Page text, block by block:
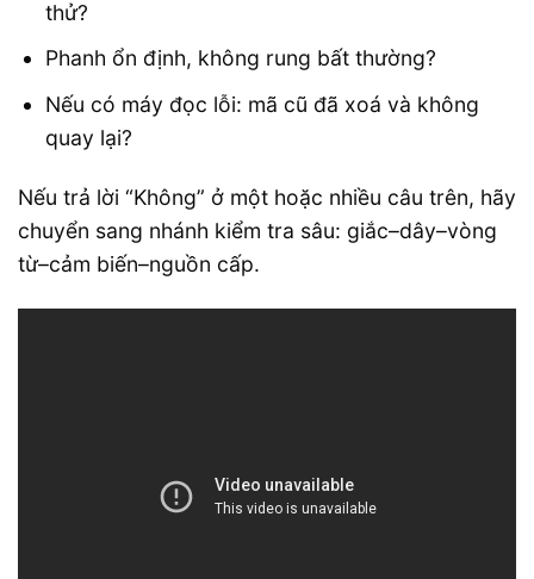
thử?
Phanh ổn định, không rung bất thường?
Nếu có máy đọc lỗi: mã cũ đã xoá và không
quay lại?
Nếu trả lời “Không” ở một hoặc nhiều câu trên, hãy
chuyển sang nhánh kiểm tra sâu: giắc–dây–vòng
từ–cảm biến–nguồn cấp.